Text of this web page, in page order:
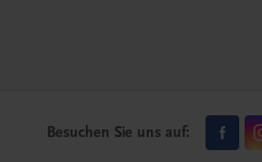
Besuchen Sie uns auf: